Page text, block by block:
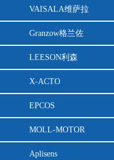
VAISALA维萨拉
Granzow格兰佐
LEESON利森
X-ACTO
EPCOS
MOLL-MOTOR
Aplisens